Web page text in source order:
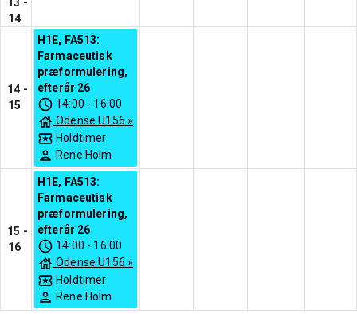
14
14 -
15
H1E, FA513:
Farmaceutisk
præformulering,
efterår 26
14:00 - 16:00
Odense U156 »
Holdtimer
Rene Holm
15 -
16
H1E, FA513:
Farmaceutisk
præformulering,
efterår 26
14:00 - 16:00
Odense U156 »
Holdtimer
Rene Holm